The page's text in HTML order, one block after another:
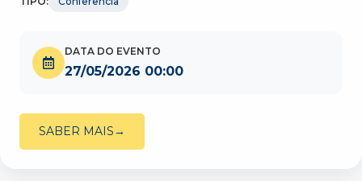
DATA DO EVENTO
27/05/2026 00:00
SABER MAIS